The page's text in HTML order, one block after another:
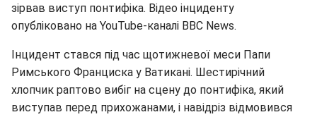
зірвав виступ понтифіка. Відео інциденту
опубліковано на YouTube-каналі BBC News.
Інцидент стався під час щотижневої меси Папи
Римського Франциска у Ватикані. Шестирічний
хлопчик раптово вибіг на сцену до понтифіка, який
виступав перед прихожанами, і навідріз відмовився